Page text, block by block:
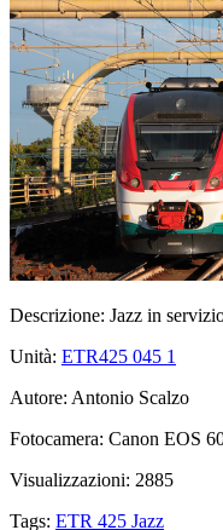
Descrizione: Jazz in
Unità: ETR425 045 1
Autore: Antonio Scalzo
Fotocamera: Canon EOS
Visualizzazioni: 2885
Tags: ETR 425 Jazz